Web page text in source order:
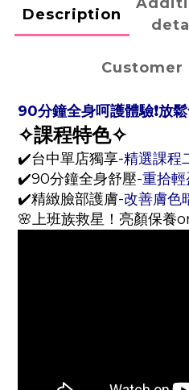
Description
Customer
90分鐘全身呵護體驗❗️放
✧課程特色✧
✔️台中單店獨享-精選課程
✔️90分鐘全身舒壓-重拾輕
✔️精緻臉部護膚-改善膚色
🌸上班族救星！亮顏保養